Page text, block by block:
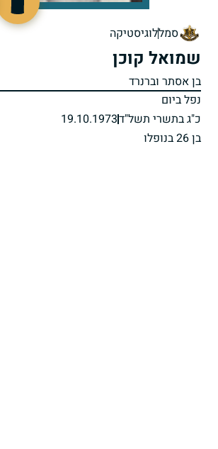
סמללוגיסטיקה
שמואל קוכן
בן אסתר וברנרד
נפל ביום
כ"ג בתשרי תשל"ד19.10.1973
בן 26 בנופלו